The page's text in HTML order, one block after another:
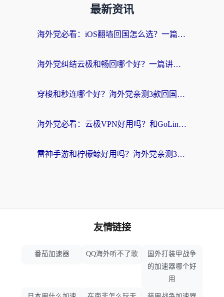
最新资讯
海外党必看：iOS翻墙回国怎么选？一篇搞定无缝访问国内资源
海外党纠结云极和畅回哪个好？一篇讲透回国加速器怎么选（附避坑指南）
穿梭和秒连哪个好？海外党亲测3款回国加速器，教你在国外正常浏览国内网站
海外党必看：云极VPN好用吗？和GoLinkVPN对比哪个回国效果更好？附真实体验指南
雷神手游和柠檬鲸好用吗？海外党亲测3款回国加速器，教你避开破解VPN坑
友情链接
番茄加速器 QQ海外听不了歌
国外打装甲战争
的加速器哪个好
用